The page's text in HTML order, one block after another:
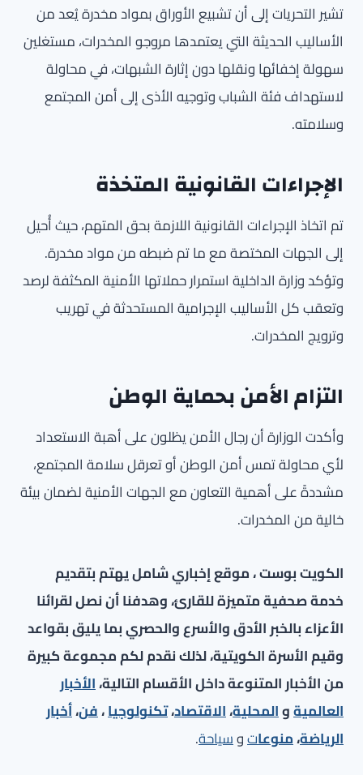
تشير التحريات إلى أن تشبيع الأوراق بمواد مخدرة يُعد من
الأساليب الحديثة التي يعتمدها مروجو المخدرات، مستغلين
سهولة إخفائها ونقلها دون إثارة الشبهات، في محاولة
لاستهداف فئة الشباب وتوجيه الأذى إلى أمن المجتمع
وسلامته.
الإجراءات القانونية المتخذة
تم اتخاذ الإجراءات القانونية اللازمة بحق المتهم، حيث أُحيل
إلى الجهات المختصة مع ما تم ضبطه من مواد مخدرة.
وتؤكد وزارة الداخلية استمرار حملاتها الأمنية المكثفة لرصد
وتعقب كل الأساليب الإجرامية المستحدثة في تهريب
وترويج المخدرات.
التزام الأمن بحماية الوطن
وأكدت الوزارة أن رجال الأمن يظلون على أهبة الاستعداد
لأي محاولة تمس أمن الوطن أو تعرقل سلامة المجتمع،
مشددةً على أهمية التعاون مع الجهات الأمنية لضمان بيئة
خالية من المخدرات.
الكويت بوست ، موقع إخباري شامل يهتم بتقديم
خدمة صحفية متميزة للقارئ، وهدفنا أن نصل لقرائنا
الأعزاء بالخبر الأدق والأسرع والحصري بما يليق بقواعد
وقيم الأسرة الكويتية، لذلك نقدم لكم مجموعة كبيرة
من الأخبار المتنوعة داخل الأقسام التالية،الأخبار
العالميةوالمحلية،الاقتصاد،تكنولوجيا،فن،أخبار
الرياضة،منوعاتوسياحة.